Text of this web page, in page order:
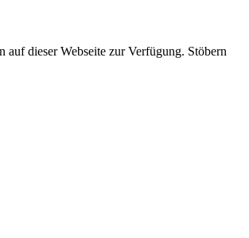
dieser Webseite zur Verfügung. Stöbern